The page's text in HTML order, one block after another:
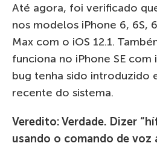
Até agora, foi verificado
nos modelos iPhone 6, 6S,
Max com o iOS 12.1.
funciona no iPhone SE com
bug tenha sido introduzido
recente do sistema.
Veredito: Verdade. Dizer
usando o comando de voz